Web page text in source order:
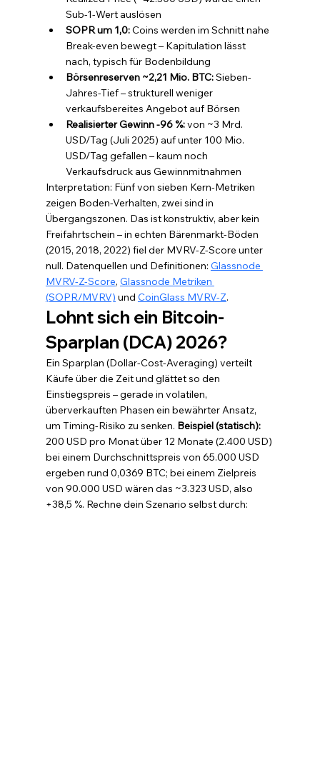
Sub-1-Wert auslösen
SOPR um 1,0: Coins werden im Schnitt nahe
Break-even bewegt – Kapitulation lässt
nach, typisch für Bodenbildung
Börsenreserven ~2,21 Mio. BTC: Sieben-
Jahres-Tief – strukturell weniger
verkaufsbereites Angebot auf Börsen
Realisierter Gewinn -96 %: von ~3 Mrd.
USD/Tag (Juli 2025) auf unter 100 Mio.
USD/Tag gefallen – kaum noch
Verkaufsdruck aus Gewinnmitnahmen
Interpretation: Fünf von sieben Kern-Metriken
zeigen Boden-Verhalten, zwei sind in
Übergangszonen. Das ist konstruktiv, aber kein
Freifahrtschein – in echten Bärenmarkt-Böden
(2015, 2018, 2022) fiel der MVRV-Z-Score unter
null. Datenquellen und Definitionen: Glassnode
MVRV-Z-Score, Glassnode Metriken
(SOPR/MVRV) und CoinGlass MVRV-Z.
Lohnt sich ein Bitcoin-
Sparplan (DCA) 2026?
Ein Sparplan (Dollar-Cost-Averaging) verteilt
Käufe über die Zeit und glättet so den
Einstiegspreis – gerade in volatilen,
überverkauften Phasen ein bewährter Ansatz,
um Timing-Risiko zu senken. Beispiel (statisch):
200 USD pro Monat über 12 Monate (2.400 USD)
bei einem Durchschnittspreis von 65.000 USD
ergeben rund 0,0369 BTC; bei einem Zielpreis
von 90.000 USD wären das ~3.323 USD, also
+38,5 %. Rechne dein Szenario selbst durch: